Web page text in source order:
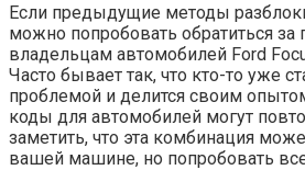
Если предыдущие методы
можно попробовать обратиться
владельцам автомобилей Ford
Часто бывает так, что кто-то уже
проблемой и делится своим
коды для автомобилей могут
заметить, что эта комбинация
вашей машине, но попробовать